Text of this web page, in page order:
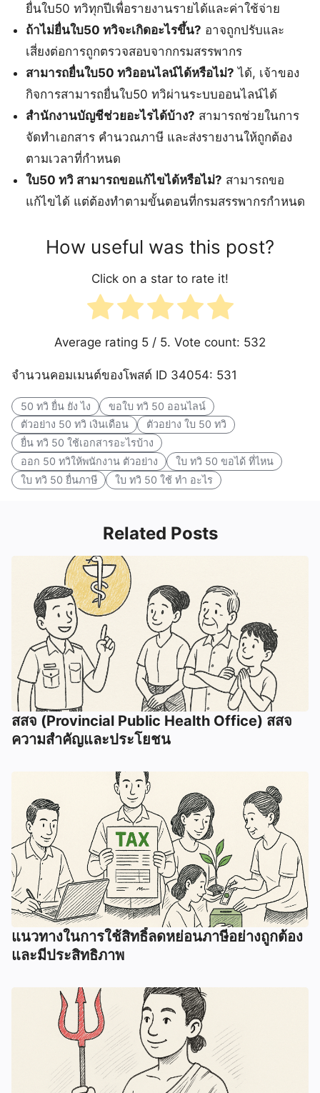
ยื่นใบ50 ทวิทุกปีเพื่อรายงานรายได้และค่าใช้จ่าย
ถ้าไม่ยื่นใบ50 ทวิจะเกิดอะไรขึ้น? อาจถูกปรับและ
เสี่ยงต่อการถูกตรวจสอบจากกรมสรรพากร
สามารถยื่นใบ50 ทวิออนไลน์ได้หรือไม่? ได้, เจ้าของ
กิจการสามารถยื่นใบ50 ทวิผ่านระบบออนไลน์ได้
สำนักงานบัญชีช่วยอะไรได้บ้าง? สามารถช่วยในการ
จัดทำเอกสาร คำนวณภาษี และส่งรายงานให้ถูกต้อง
ตามเวลาที่กำหนด
ใบ50 ทวิ สามารถขอแก้ไขได้หรือไม่? สามารถขอ
แก้ไขได้ แต่ต้องทำตามขั้นตอนที่กรมสรรพากรกำหนด
How useful was this post?
Click on a star to rate it!
Average rating 5 / 5. Vote count: 532
จำนวนคอมเมนต์ของโพสต์ ID 34054: 531
50 ทวิ ยื่น ยัง ไง
ขอใบ ทวิ 50 ออนไลน์
ตัวอย่าง 50 ทวิ เงินเดือน
ตัวอย่าง ใบ 50 ทวิ
ยื่น ทวิ 50 ใช้เอกสารอะไรบ้าง
ออก 50 ทวิให้พนักงาน ตัวอย่าง
ใบ ทวิ 50 ขอได้ ที่ไหน
ใบ ทวิ 50 ยื่นภาษี
ใบ ทวิ 50 ใช้ ทํา อะไร
Related Posts
สสจ (Provincial Public Health Office) สสจ
ความสำคัญและประโยชน
แนวทางในการใช้สิทธิ์ลดหย่อนภาษีอย่างถูกต้อง
และมีประสิทธิภาพ